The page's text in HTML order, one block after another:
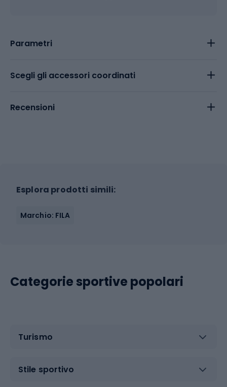
Parametri
Scegli gli accessori coordinati
Recensioni
Esplora prodotti simili:
Marchio: FILA
Categorie sportive popolari
Turismo
Stile sportivo